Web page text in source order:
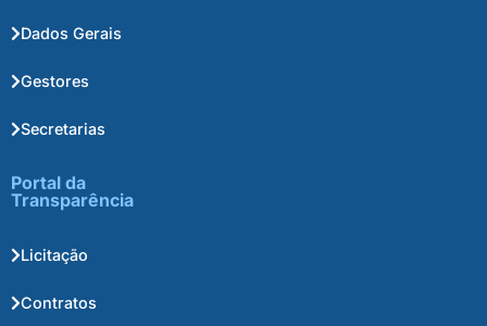
Dados Gerais
Gestores
Secretarias
Portal da
Transparência
Licitação
Contratos